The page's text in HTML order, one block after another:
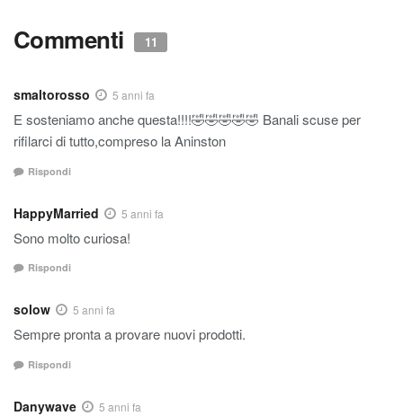
Commenti 11
smaltorosso 5 anni fa
E sosteniamo anche questa!!!!🤣🤣🤣🤣🤣 Banali scuse per
rifilarci di tutto,compreso la Aninston
Rispondi
HappyMarried 5 anni fa
Sono molto curiosa!
Rispondi
solow 5 anni fa
Sempre pronta a provare nuovi prodotti.
Rispondi
Danywave 5 anni fa